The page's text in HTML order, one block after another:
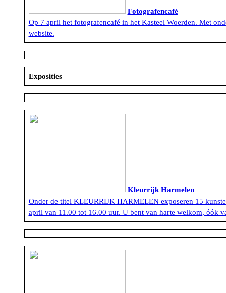
Fotografencafé
Op 7 april het fotografencafé in het Kasteel Woerden. Met
website.
Exposities
Kleurrijk Harmelen
Onder de titel KLEURRIJK HARMELEN exposeren 15
april van 11.00 tot 16.00 uur. U bent van harte welkom, óók